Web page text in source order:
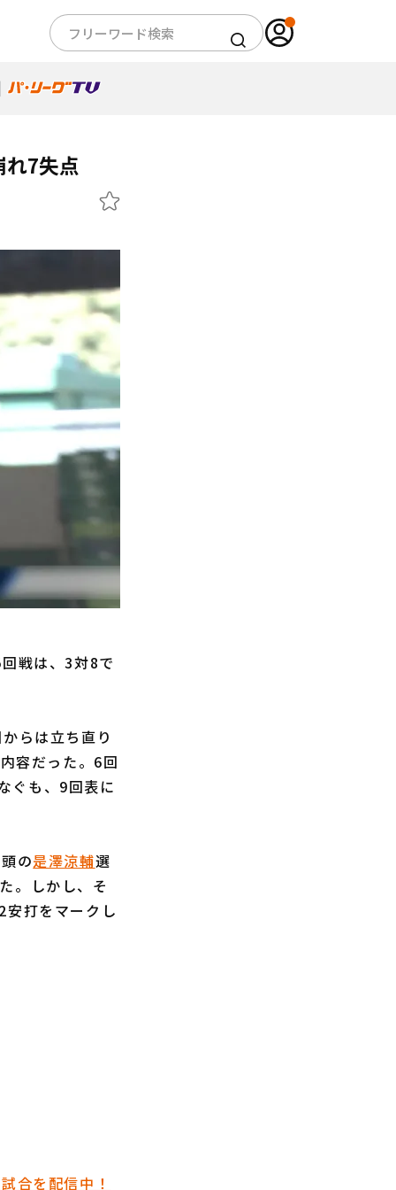
7失点
戦は、3対8で
らは立ち直り
容だった。6回
ぐも、9回表に
の是澤涼輔選
。しかし、そ
安打をマークし
合を配信中！